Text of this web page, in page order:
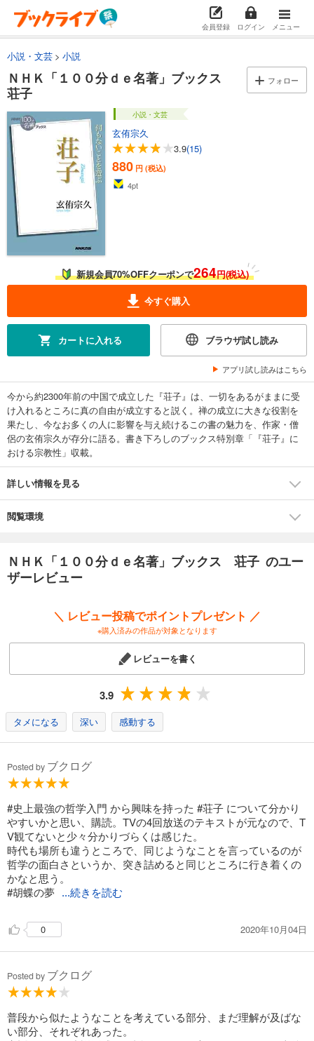
会員登録 ログイン メニュー
小説・文芸 小説
ＮＨＫ「１００分ｄｅ名著」ブックス
荘子
フォロー
小説・文芸
玄侑宗久
3.9(15)
880 円 (税込)
4pt
新規会員70%OFFクーポンで264円(税込)
今すぐ購入
カートに入れる ブラウザ試し読み
アプリ試し読みはこちら
今から約2300年前の中国で成立した『荘子』は、一切をあるがままに受
け入れるところに真の自由が成立すると説く。禅の成立に大きな役割を
果たし、今なお多くの人に影響を与え続けるこの書の魅力を、作家・僧
侶の玄侑宗久が存分に語る。書き下ろしのブックス特別章「『荘子』に
おける宗教性」収載。
詳しい情報を見る
閲覧環境
ＮＨＫ「１００分ｄｅ名著」ブックス 荘子 のユー
ザーレビュー
＼ レビュー投稿でポイントプレゼント ／
※購入済みの作品が対象となります
レビューを書く
3.9
タメになる 深い 感動する
Posted by ブクログ
#史上最強の哲学入門 から興味を持った #荘子 について分かり
やすいかと思い、購読。TVの4回放送のテキストが元なので、T
V観てないと少々分かりづらくは感じた。
時代も場所も違うところで、同じようなことを言っているのが
哲学の面白さというか、突き詰めると同じところに行き着くの
かなと思う。
#胡蝶の夢
...続きを読む
0 2020年10月04日
Posted by ブクログ
普段から似たようなことを考えている部分、まだ理解が及ばな
い部分、それぞれあった。